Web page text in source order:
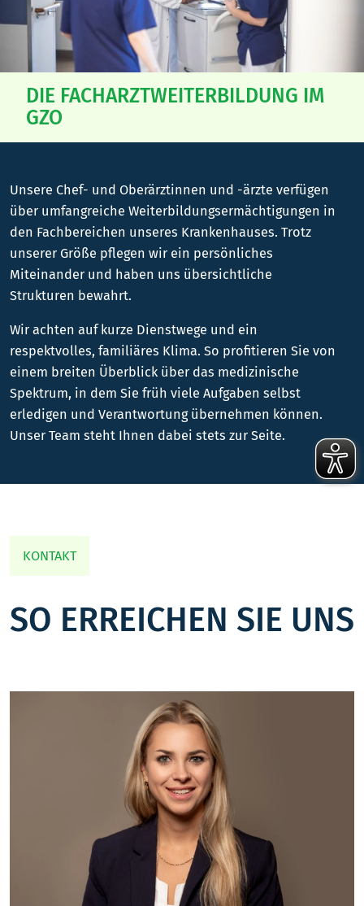
DIE FACHARZTWEITERBILDUNG IM
GZO
Unsere Chef- und Oberärztinnen und -ärzte verfügen
über umfangreiche Weiterbildungs­ermächtigungen in
den Fachbereichen unseres Krankenhauses. Trotz
unserer Größe pflegen wir ein persönliches
Miteinander und haben uns übersichtliche
Strukturen bewahrt.
Wir achten auf kurze Dienstwege und ein
respektvolles, familiäres Klima. So profitieren Sie von
einem breiten Überblick über das medizinische
Spektrum, in dem Sie früh viele Aufgaben selbst
erledigen und Verantwortung übernehmen können.
Unser Team steht Ihnen dabei stets zur Seite.
KONTAKT
SO ERREICHEN SIE UNS